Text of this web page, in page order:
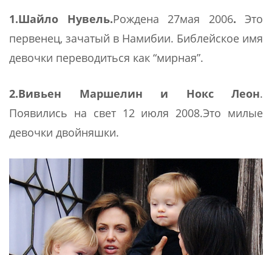
1.Шайло Нувель.Рождена 27мая 2006. Это
первенец, зачатый в Намибии. Библейское имя
девочки переводиться как “мирная”.
2.Вивьен Маршелин и Нокс Леон.
Появились на свет 12 июля 2008.Это милые
девочки двойняшки.